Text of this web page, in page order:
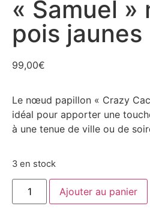
« Samuel »
pois jaunes
99,00€
Le nœud papillon « Crazy
idéal pour apporter une
à une tenue de ville ou de
3 en stock
Ajouter au panier